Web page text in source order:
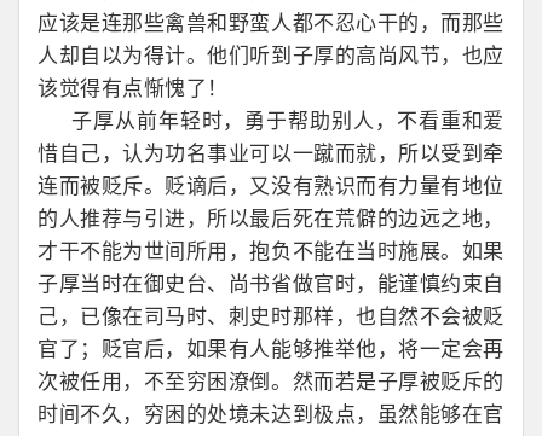
应该是连那些禽兽和野蛮人都不忍心干的，而那些
人却自以为得计。他们听到子厚的高尚风节，也应
该觉得有点惭愧了！
子厚从前年轻时，勇于帮助别人，不看重和爱
惜自己，认为功名事业可以一蹴而就，所以受到牵
连而被贬斥。贬谪后，又没有熟识而有力量有地位
的人推荐与引进，所以最后死在荒僻的边远之地，
才干不能为世间所用，抱负不能在当时施展。如果
子厚当时在御史台、尚书省做官时，能谨慎约束自
己，已像在司马时、刺史时那样，也自然不会被贬
官了；贬官后，如果有人能够推举他，将一定会再
次被任用，不至穷困潦倒。然而若是子厚被贬斥的
时间不久，穷困的处境未达到极点，虽然能够在官